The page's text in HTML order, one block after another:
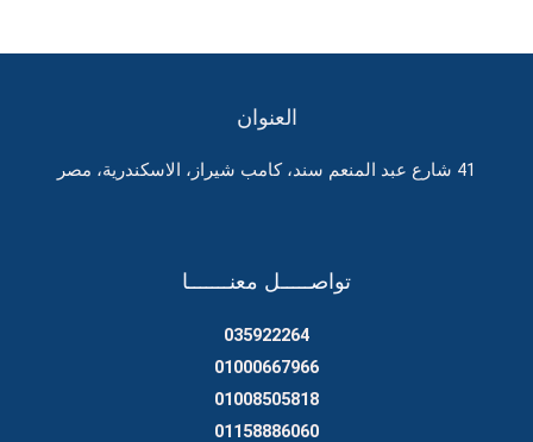
العنوان
41 شارع عبد المنعم سند، كامب شيراز، الاسكندرية، مصر
تواصـــــل معنـــــــا
035922264
01000667966
01008505818
01158886060